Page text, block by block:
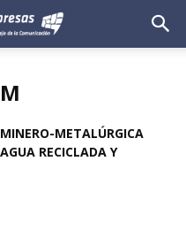
METALÚRGICA
RECICLADA Y